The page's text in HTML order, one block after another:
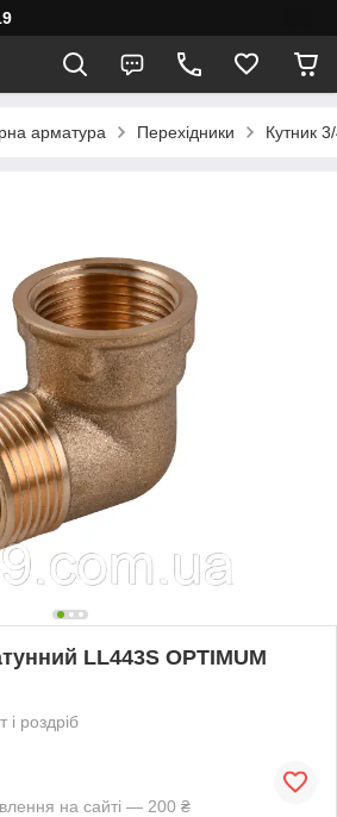
арматура Перехідники Кутник
LL443S OPTIMUM
і роздріб
на сайті — 200 ₴